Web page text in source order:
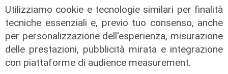
Utilizziamo cookie e tecnologie similari per finalità
tecniche essenziali e, previo tuo consenso, anche
per personalizzazione dell'esperienza, misurazione
delle prestazioni, pubblicità mirata e integrazione
con piattaforme di audience measurement.